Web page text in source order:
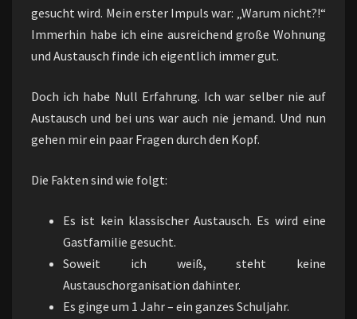
gesucht wird. Mein erster Impuls war: „Warum nicht?!“
Immerhin habe ich eine ausreichend große Wohnung
und Austausch finde ich eigentlich immer gut.
Doch ich habe Null Erfahrung. Ich war selber nie auf
Austausch und bei uns war auch nie jemand. Und nun
gehen mir ein paar Fragen durch den Kopf.
Die Fakten sind wie folgt:
Es ist kein klassischer Austausch. Es wird eine
Gastfamilie gesucht.
Soweit ich weiß, steht keine
Austauschorganisation dahinter.
Es ginge um 1 Jahr – ein ganzes Schuljahr.